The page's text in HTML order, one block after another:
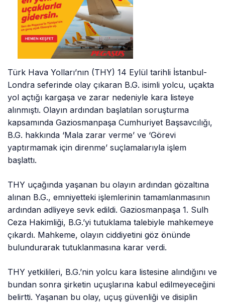
Türk Hava Yolları’nın (THY) 14 Eylül tarihli İstanbul-
Londra seferinde olay çıkaran B.G. isimli yolcu, uçakta
yol açtığı kargaşa ve zarar nedeniyle kara listeye
alınmıştı. Olayın ardından başlatılan soruşturma
kapsamında Gaziosmanpaşa Cumhuriyet Başsavcılığı,
B.G. hakkında ‘Mala zarar verme’ ve ‘Görevi
yaptırmamak için direnme’ suçlamalarıyla işlem
başlattı.
THY uçağında yaşanan bu olayın ardından gözaltına
alınan B.G., emniyetteki işlemlerinin tamamlanmasının
ardından adliyeye sevk edildi. Gaziosmanpaşa 1. Sulh
Ceza Hakimliği, B.G.’yi tutuklama talebiyle mahkemeye
çıkardı. Mahkeme, olayın ciddiyetini göz önünde
bulundurarak tutuklanmasına karar verdi.
THY yetkilileri, B.G.’nin yolcu kara listesine alındığını ve
bundan sonra şirketin uçuşlarına kabul edilmeyeceğini
belirtti. Yaşanan bu olay, uçuş güvenliği ve disiplin